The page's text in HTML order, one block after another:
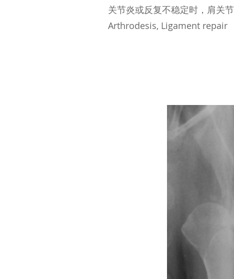
关节炎或反复不稳定时，肩关
Arthrodesis, Ligament repair